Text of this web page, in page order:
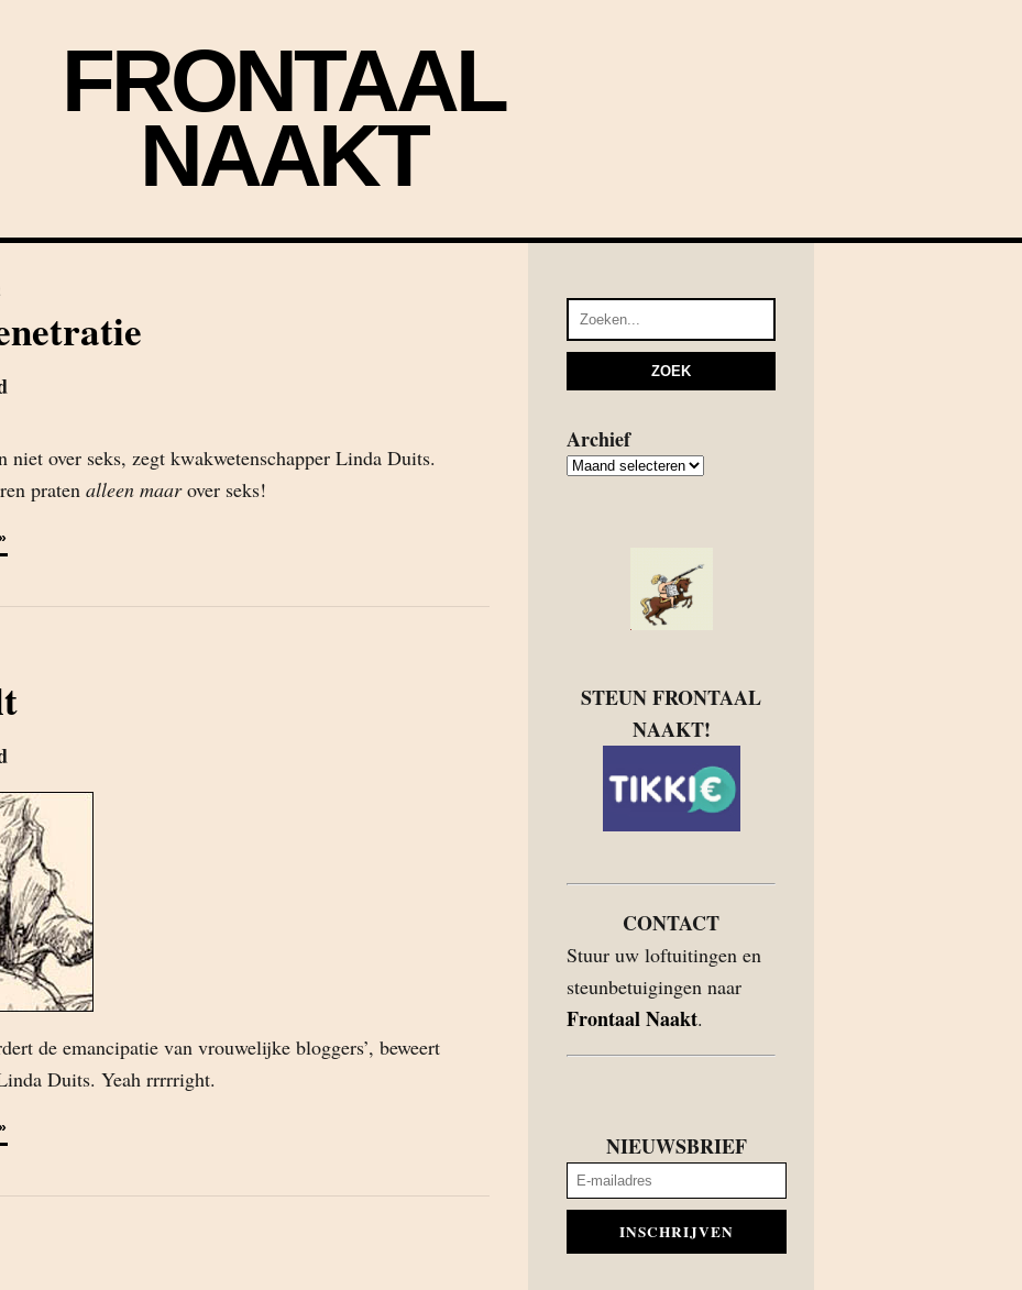
FRONTAAL
NAAKT
niet over seks, zegt kwakwetenschapper Linda Duits.
praten alleen maarover seks!
de emancipatie van vrouwelijke bloggers’, beweert
Duits. Yeah rrrrright.
Archief
Archief
STEUN FRONTAAL
NAAKT!
CONTACT
Stuur uw loftuitingen en
steunbetuigingen naar
Frontaal Naakt.
NIEUWSBRIEF
INSCHRIJVEN